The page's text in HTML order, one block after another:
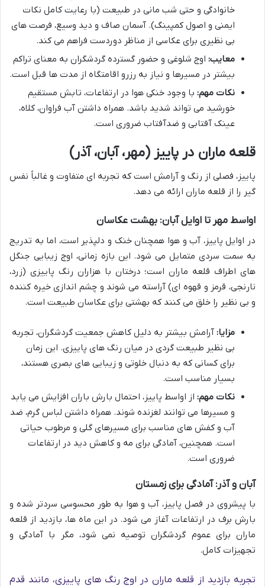
خانوادگی و حتی شب مانی در طبیعت (با رعایت کامل نکات
ایمنی و اصول کمپینگ). آسمان صاف و دید وسیع، فرصت های
بی نظیری برای عکاسی از مناظر دوردست فراهم می کند.
معایب: اوج شلوغی و حضور گسترده گردشگران به معنای تراکم
بیشتر در مسیرها و نیاز به رزرو اقامتگاه از مدت ها قبل است.
نکات مهم: با وجود خنکی هوا در ارتفاعات، تابش مستقیم
خورشید می تواند شدید باشد. همراه داشتن آب فراوان، کلاه،
عینک آفتابی و ضدآفتاب ضروری است.
قلعه ماران در پاییز (مهر، آبان، آذر)
پاییز، فصلی از رنگ و آرامش است که تجربه ای متفاوت و غالباً نفس
گیر را از قلعه ماران ارائه می دهد.
اواسط مهر تا اوایل آبان: بهشت عکاسان
در اوایل پاییز، آب و هوا همچنان خنک و دلپذیر است، اما به تدریج
به سمت سردی متمایل می شود. این بازه زمانی، اوج زیبایی جنگل
های اطراف قلعه ماران است؛ درختان با هزاران رنگ پاییزی (زرد،
نارنجی، قرمز و قهوه ای) آراسته می شوند و چشم اندازی خیره کننده
و بی نظیر را خلق می کنند که بهشتی برای عکاسان طبیعت است.
مزایا: آرامش بیشتر به دلیل کاهش جمعیت گردشگران، تجربه
بی نظیر طبیعت گردی در میان رنگ های پاییزی. این زمان
برای کسانی که به دنبال خلوتی و زیبایی های بصری هستند،
بسیار مناسب است.
نکات مهم: از اواسط پاییز، احتمال بارش باران افزایش می یابد
و مسیرها می توانند لغزنده شوند. همراه داشتن لباس گرم، ضد
آب و کفش های مناسب برای مسیرهای گلی و مرطوب حیاتی
است. همچنین، آمادگی برای مه و کاهش دید در ارتفاعات
ضروری است.
آبان و آذر: آمادگی برای زمستان
با پیشروی در فصل پاییز، آب و هوا به طور محسوسی سردتر شده و
بارش برف در ارتفاعات آغاز می شود. در این ماه ها، بازدید از قلعه
ماران برای عموم گردشگران توصیه نمی شود، مگر با آمادگی و
تجهیزات کامل.
تجربه بازدید از قلعه ماران در اوج رنگ های پاییزی، مانند قدم